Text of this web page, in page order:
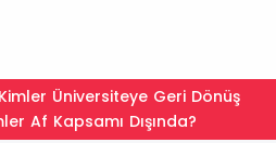
Af Kapsamı Dışında?